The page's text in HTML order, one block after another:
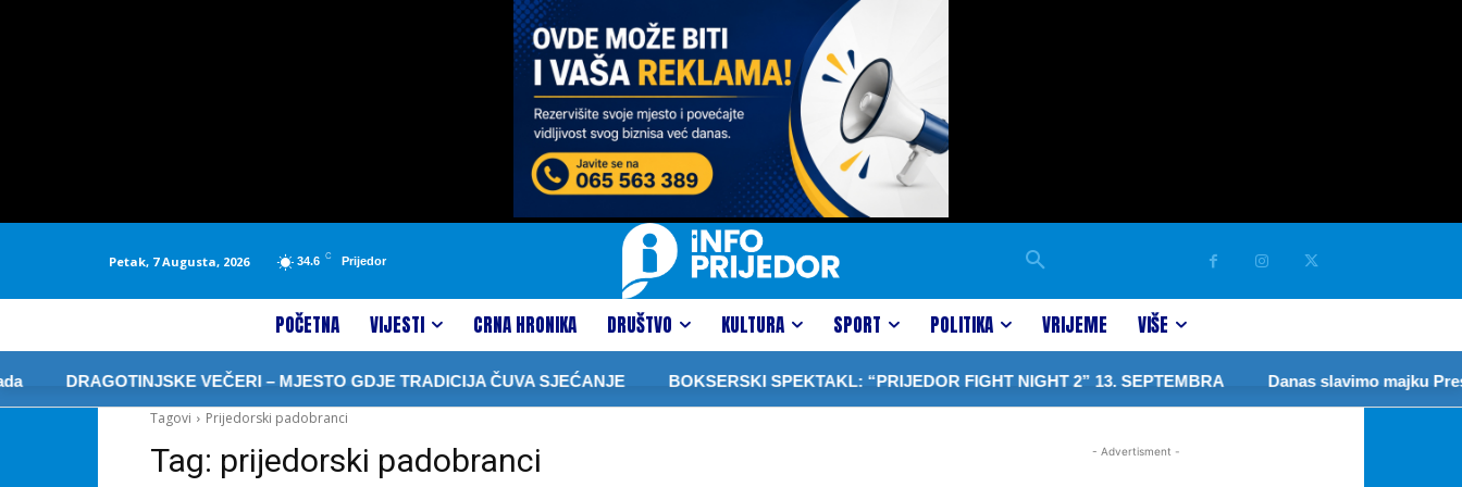
Petak, 7 Augusta, 2026 34.6 C Prijedor
POČETNA VIJESTI CRNA HRONIKA DRUŠTVO KULTURA SPORT POLITIKA VRIJEME VIŠE
DRAGOTINJSKE VEČERI – MJESTO GDJE TRADICIJA ČUVA SJEĆANJE BOKSERSKI SPEKTAKL: “PRIJEDOR FIGHT NIGHT 2” 13. SEPTEMBRA
Danas slavimo majku
Tagovi
Prijedorski padobranci
Tag: prijedorski padobranci - Advertisment -